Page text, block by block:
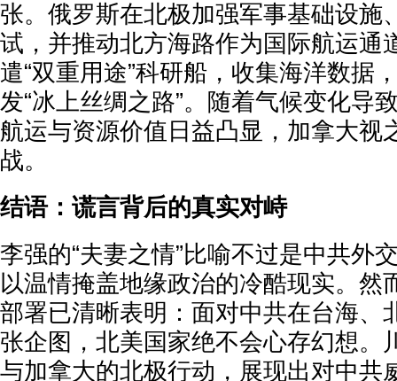
张。俄罗斯在北极加强军事基础设施
试，并推动北方海路作为国际航运通
遣“双重用途”科研船，收集海洋数据
发“冰上丝绸之路”。随着气候变化导
航运与资源价值日益凸显，加拿大视
战。
结语：谎言背后的真实对峙
李强的“夫妻之情”比喻不过是中共外
以温情掩盖地缘政治的冷酷现实。然
部署已清晰表明：面对中共在台海、
张企图，北美国家绝不会心存幻想。
与加拿大的北极行动，展现出对中共